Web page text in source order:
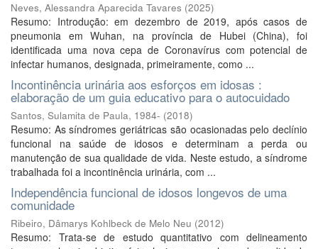
Neves, Alessandra Aparecida Tavares (2025)
Resumo: Introdução: em dezembro de 2019, após casos de
pneumonia em Wuhan, na província de Hubei (China), foi
identificada uma nova cepa de Coronavírus com potencial de
infectar humanos, designada, primeiramente, como ...
Incontinência urinária aos esforços em idosas :
elaboração de um guia educativo para o autocuidado
Santos, Sulamita de Paula, 1984- (2018)
Resumo: As síndromes geriátricas são ocasionadas pelo declínio
funcional na saúde de idosos e determinam a perda ou
manutenção de sua qualidade de vida. Neste estudo, a síndrome
trabalhada foi a incontinência urinária, com ...
Independência funcional de idosos longevos de uma
comunidade
Ribeiro, Dâmarys Kohlbeck de Melo Neu (2012)
Resumo: Trata-se de estudo quantitativo com delineamento